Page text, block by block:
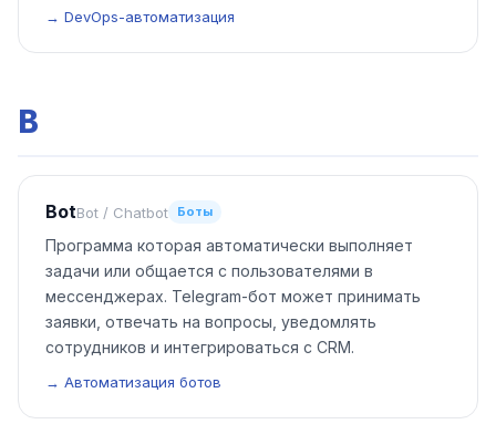
→ DevOps-автоматизация
B
BotBot / Chatbot Боты
Программа которая автоматически выполняет
задачи или общается с пользователями в
мессенджерах. Telegram-бот может принимать
заявки, отвечать на вопросы, уведомлять
сотрудников и интегрироваться с CRM.
→ Автоматизация ботов